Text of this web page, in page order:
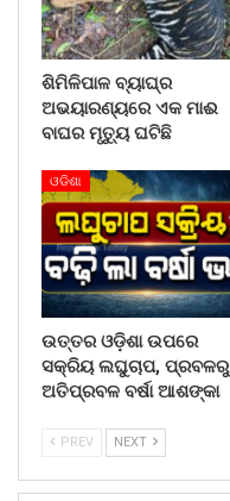
ଶିମିଳିପାଳ ବ୍ୟାଘ୍ର
ଅଭୟାରଣ୍ୟରେ ଏକ ମାଈ
ବାଘର ମୃତ୍ୟୁ ଘଟିଛି
ଓଡିଶା
ଉତ୍ତର ଓଡ଼ିଶା ଉପରେ
ସକ୍ରିୟ ଲଘୁଚାପ, ପ୍ରବଳରୁ
ଅତିପ୍ରବଳ ବର୍ଷା ଆଶଙ୍କା
PREV NEXT